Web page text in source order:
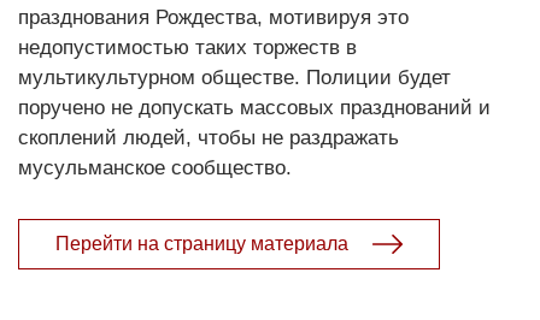
празднования Рождества, мотивируя это
недопустимостью таких торжеств в
мультикультурном обществе. Полиции будет
поручено не допускать массовых празднований и
скоплений людей, чтобы не раздражать
мусульманское сообщество.
Перейти на страницу материала